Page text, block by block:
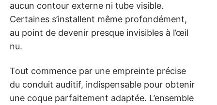
aucun contour externe ni tube visible.
Certaines s’installent même profondément,
au point de devenir presque invisibles à l’œil
nu.
Tout commence par une empreinte précise
du conduit auditif, indispensable pour obtenir
une coque parfaitement adaptée. L’ensemble